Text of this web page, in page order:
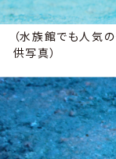
（水族館でも人気
供写真）